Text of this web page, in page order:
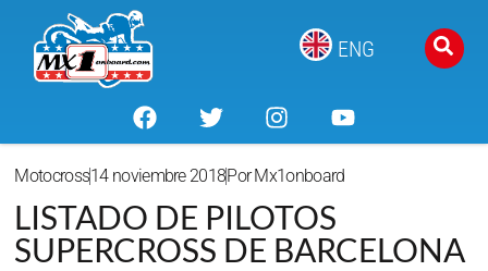
ENG
Motocross14 noviembre 2018PorMx1onboard
LISTADO DE PILOTOS
SUPERCROSS DE BARCELONA